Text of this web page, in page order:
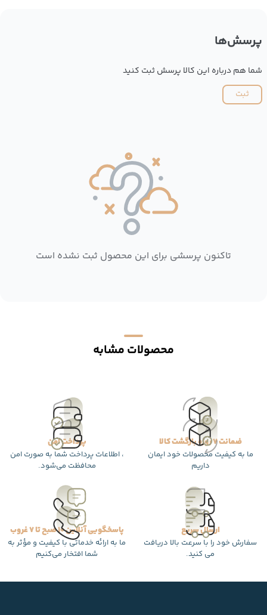
پرسش‌ها
شما هم درباره این کالا پرسش ثبت کنید
ثبت
تاکنون پرسشی برای این محصول ثبت نشده است
محصولات مشابه
ضمانت 7 روزه بازگشت کالا
ما به کیفیت محصولات خود ایمان
داریم
پرداخت امن
، اطلاعات پرداخت شما به صورت امن
محافظت می‌شود.
ارسال سریع
سفارش خود را با سرعت بالا دریافت
می کنید.
پاسخگویی آنلاین 10 صبح تا 7 غروب
ما به ارائه خدماتی با کیفیت و مؤثر به
شما افتخار می‌کنیم